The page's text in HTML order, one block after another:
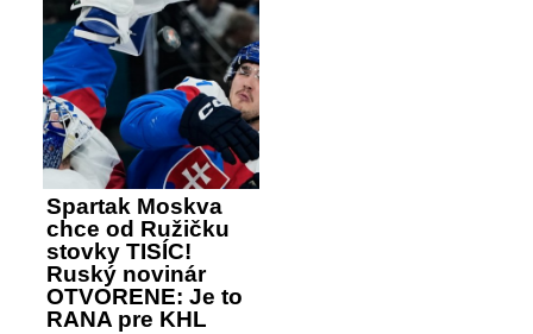
Spartak Moskva
chce od Ružičku
stovky TISÍC!
Ruský novinár
OTVORENE: Je to
RANA pre KHL